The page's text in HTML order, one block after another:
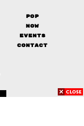
Pop
Now
Events
Contact